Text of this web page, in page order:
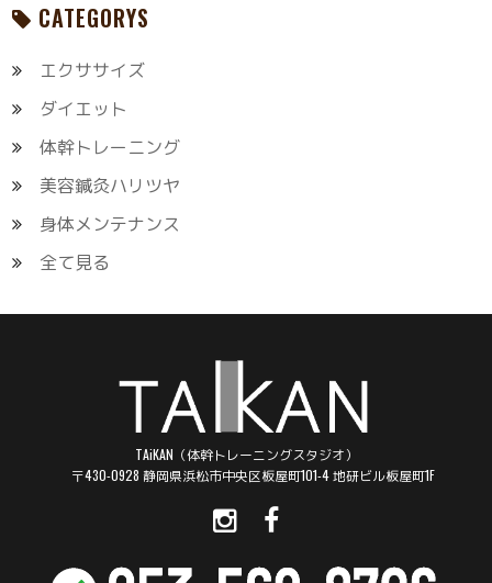
CATEGORYS
エクササイズ
ダイエット
体幹トレーニング
美容鍼灸ハリツヤ
身体メンテナンス
全て見る
TAiKAN（体幹トレーニングスタジオ）
〒430-0928 静岡県浜松市中央区板屋町101-4 地研ビル板屋町1F